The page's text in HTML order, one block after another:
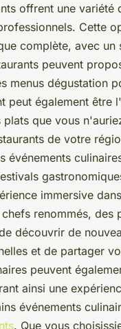
offrent une variété
Cette
complète, avec un
peuvent
menus dégustation
peut également
que vous
de votre
événements
immersive
renommés,
découvrir de
et de partager
peuvent
ainsi une
événements
. Que vous